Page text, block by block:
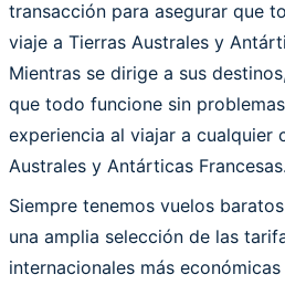
transacción para asegurar que
viaje a Tierras Australes y
Mientras se dirige a sus
que todo funcione sin
experiencia al viajar a cualquier
Australes y Antárticas Francesas.
Siempre tenemos vuelos
una amplia selección de las
internacionales más